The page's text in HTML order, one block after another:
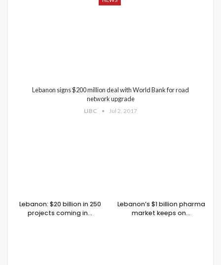
Lebanon signs $200 million deal with World Bank for road
network upgrade
LIBC Jul 2, 2017
Lebanon: $20 billion in 250
projects coming in…
Lebanon’s $1 billion pharma
market keeps on…